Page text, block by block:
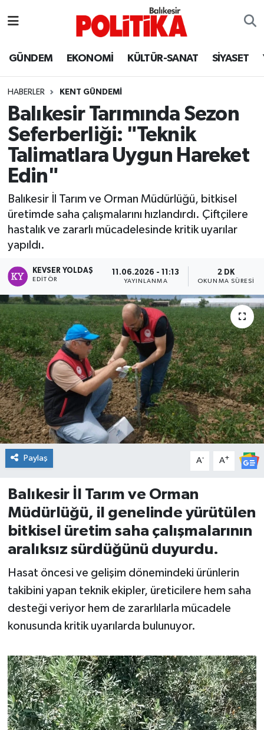
GÜNDEM EKONOMİ KÜLTÜR-SANAT SİYASET
HABERLER KENT GÜNDEMİ
Balıkesir Tarımında Sezon
Seferberliği: "Teknik
Talimatlara Uygun Hareket
Edin"
Balıkesir İl Tarım ve Orman Müdürlüğü, bitkisel
üretimde saha çalışmalarını hızlandırdı. Çiftçilere
hastalık ve zararlı mücadelesinde kritik uyarılar
yapıldı.
KEVSER YOLDAŞ
EDITÖR
11.06.2026 - 11:13
YAYINLANMA
2 DK
OKUNMA SÜRESI
Paylaş A- A+
Balıkesir İl Tarım ve Orman
Müdürlüğü, il genelinde yürütülen
bitkisel üretim saha çalışmalarının
aralıksız sürdüğünü duyurdu.
Hasat öncesi ve gelişim dönemindeki ürünlerin
takibini yapan teknik ekipler, üreticilere hem saha
desteği veriyor hem de zararlılarla mücadele
konusunda kritik uyarılarda bulunuyor.
Ayvalık
Balya
Bandırma
Bigadiç
BİYOGRAFİLER
Burhaniye
Dursunbey
Edremit
EĞİTİM
EKONOMİ
Erdek
Gömeç
Gönen
Havran
İvrindi
KENT GÜNDEMİ
Kepsut
MAGAZİN
MANŞET
Balıkesir Hava Durumu
Balıkesir Namaz Vakitleri
Balıkesir Trafik Yoğunluk Haritası
Süper Lig Puan Durumu ve Fikstür
Tüm Manşetler
Son Dakika Haberleri